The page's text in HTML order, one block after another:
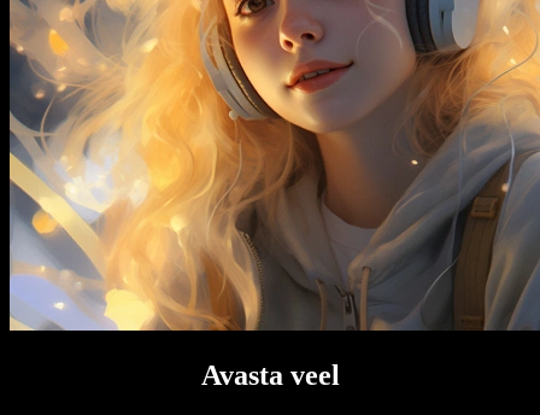
Avasta veel